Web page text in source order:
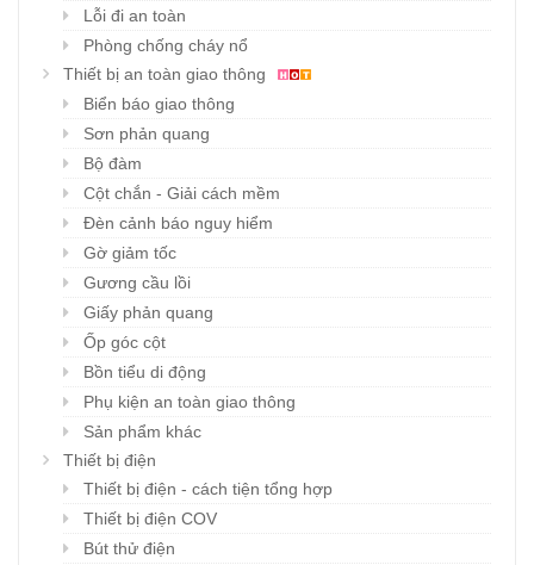
Lỗi đi an toàn
Phòng chống cháy nổ
Thiết bị an toàn giao thông
Biển báo giao thông
Sơn phản quang
Bộ đàm
Cột chắn - Giải cách mềm
Đèn cảnh báo nguy hiểm
Gờ giảm tốc
Gương cầu lồi
Giấy phản quang
Ốp góc cột
Bồn tiểu di động
Phụ kiện an toàn giao thông
Sản phẩm khác
Thiết bị điện
Thiết bị điện - cách tiện tổng hợp
Thiết bị điện COV
Bút thử điện